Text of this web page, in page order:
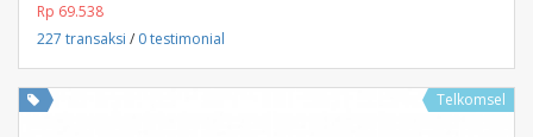
Rp 69.538
227 transaksi / 0 testimonial
Telkomsel